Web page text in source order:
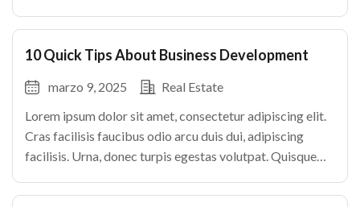
mauris curabitur lorem in. Pulvinar sit ultrices mi […]
10 Quick Tips About Business Development
marzo 9, 2025
Real Estate
Lorem ipsum dolor sit amet, consectetur adipiscing elit.
Cras facilisis faucibus odio arcu duis dui, adipiscing
facilisis. Urna, donec turpis egestas volutpat. Quisque
mauris curabitur lorem in. Pulvinar sit ultrices mi […]